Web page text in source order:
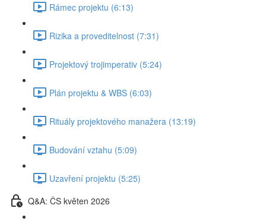
Rámec projektu (6:13)
Rizika a proveditelnost (7:31)
Projektový trojimperativ (5:24)
Plán projektu & WBS (6:03)
Rituály projektového manažera (13:19)
Budování vztahu (5:09)
Uzavření projektu (5:25)
Q&A: ČS květen 2026